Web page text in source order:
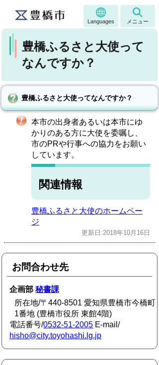
Languages メニュー
豊橋ふるさと大使って
なんですか？
豊橋ふるさと大使ってなんですか？
本市の出身者あるいは本市にゆ
かりのある方に大使を委嘱し、
市のPRや行事への協力をお願い
しています。
関連情報
豊橋ふるさと大使のホームペー
ジ
更新日:2018年10月16日
お問合わせ先
企画部秘書課
所在地/〒440-8501 愛知県豊橋市今橋町
1番地 (豊橋市役所 東館4階)
電話番号/0532-51-2005 E-mail/
hisho@city.toyohashi.lg.jp